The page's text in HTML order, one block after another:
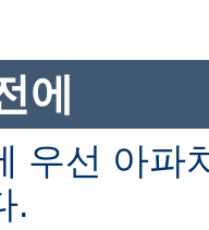
에
우선 아파
.